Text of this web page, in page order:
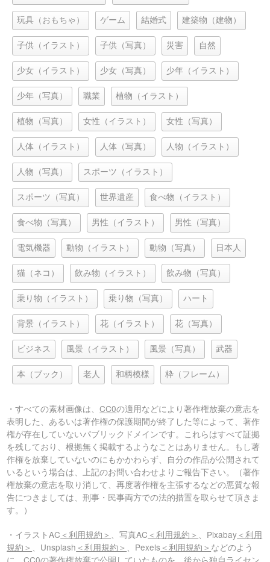
玩具（おもちゃ） ゲーム 結婚式 建築物（建物）
子供（イラスト） 子供（写真） 災害 自然
少女（イラスト） 少女（写真） 少年（イラスト）
少年（写真） 職業 植物（イラスト）
植物（写真） 女性（イラスト） 女性（写真）
人体（イラスト） 人体（写真） 人物（イラスト）
人物（写真） スポーツ（イラスト）
スポーツ（写真） 世界遺産 食べ物（イラスト）
食べ物（写真） 男性（イラスト） 男性（写真）
電気機器 動物（イラスト） 動物（写真） 日本人
猫（ネコ） 飲み物（イラスト） 飲み物（写真）
乗り物（イラスト） 乗り物（写真） ハート
背景（イラスト） 花（イラスト） 花（写真）
ビジネス 風景（イラスト） 風景（写真） 武器
本（ブック） 老人 和柄模様 枠（フレーム）
・すべての素材画像は、CC0の適用などにより著作権放棄の意志を
表明した、あるいは著作権の保護期間が終了した等によって、著作
権が存在していないパブリックドメインです。これらはすべて証拠
を残しており、根拠無く掲載するようなことはありません。もし著
作権を放棄していないのにもかかわらず、自分の作品が公開されて
いるという場合は、上記のお問い合わせよりご報告下さい。（著作
権放棄の意志を取り消して、再度著作権を主張するなどの悪質な報
告につきましては、刑事・民事両方での法的措置を取らせて頂きま
す。）
・イラストAC ＜利用規約＞ 、写真AC ＜利用規約＞ 、Pixabay ＜利用
規約＞ 、Unsplash ＜利用規約＞ 、Pexels ＜利用規約＞ などのよう
に、CC0の著作権放棄で公開していたものを、後から独自ライセン